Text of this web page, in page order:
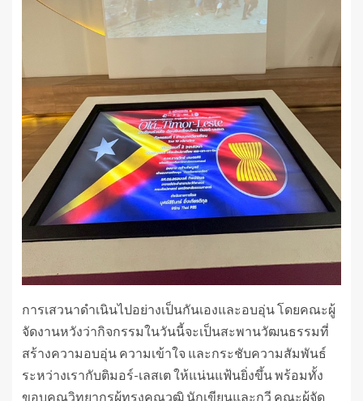
การเสวนาดำเนินไปอย่างเป็นกันเองและอบอุ่น โดยคณะผู้
จัดงานหวังว่ากิจกรรมในวันนี้จะเป็นสะพานวัฒนธรรมที่
สร้างความอบอุ่น ความเข้าใจ และกระชับความสัมพันธ์
ระหว่างเรากับติมอร์-เลสเต ให้แน่นแฟ้นยิ่งขึ้น พร้อมทั้ง
ขอบคุณวิทยากรผู้ทรงคุณวุฒิ นักเขียนและกวี คณะผู้จัด